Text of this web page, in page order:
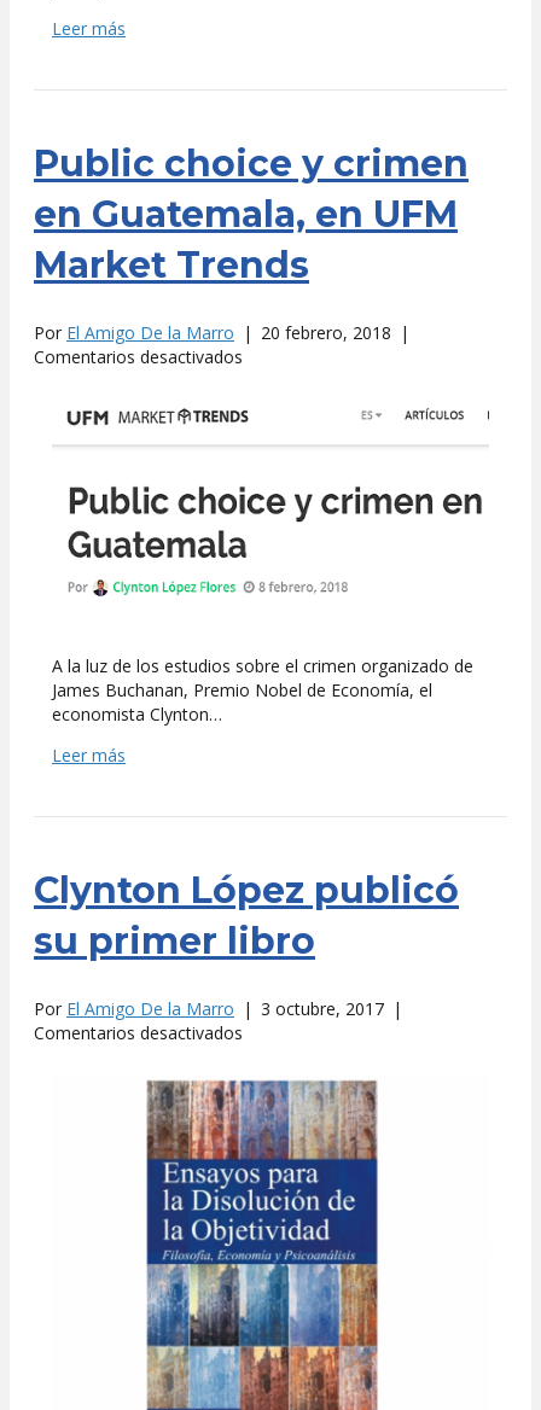
Leer más
Public choice y crimen
en Guatemala, en UFM
Market Trends
Por El Amigo De la Marro | 20 febrero, 2018 |
Comentarios desactivados
y
crimen
Guatemala,
UFM
Trends
A la luz de los estudios sobre el crimen organizado de
James Buchanan, Premio Nobel de Economía, el
economista Clynton…
Leer más
Clynton López publicó
su primer libro
Por El Amigo De la Marro | 3 octubre, 2017 |
Comentarios desactivados
López
publicó
su
primer
libro